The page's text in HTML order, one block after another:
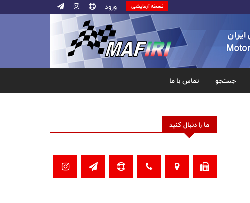
نسخه آزمایشی ورود
جستجو تماس با ما
ما را دنبال کنید